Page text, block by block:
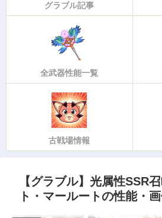
グラブル記事
全武器性能一覧
古戦場情報
【グラブル】光属性SSR
ト・マールートの性能・